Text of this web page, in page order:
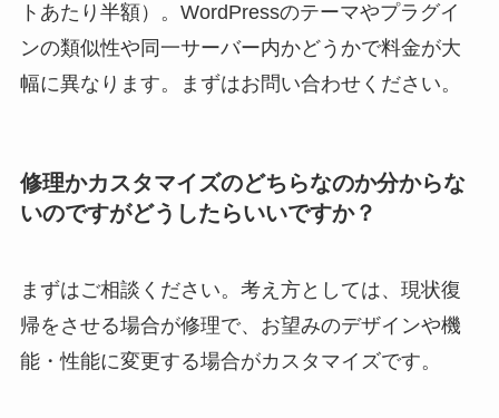
トあたり半額）。WordPressのテーマやプラグイ
ンの類似性や同一サーバー内かどうかで料金が大
幅に異なります。まずはお問い合わせください。
修理かカスタマイズのどちらなのか分からな
いのですがどうしたらいいですか？
まずはご相談ください。考え方としては、現状復
帰をさせる場合が修理で、お望みのデザインや機
能・性能に変更する場合がカスタマイズです。